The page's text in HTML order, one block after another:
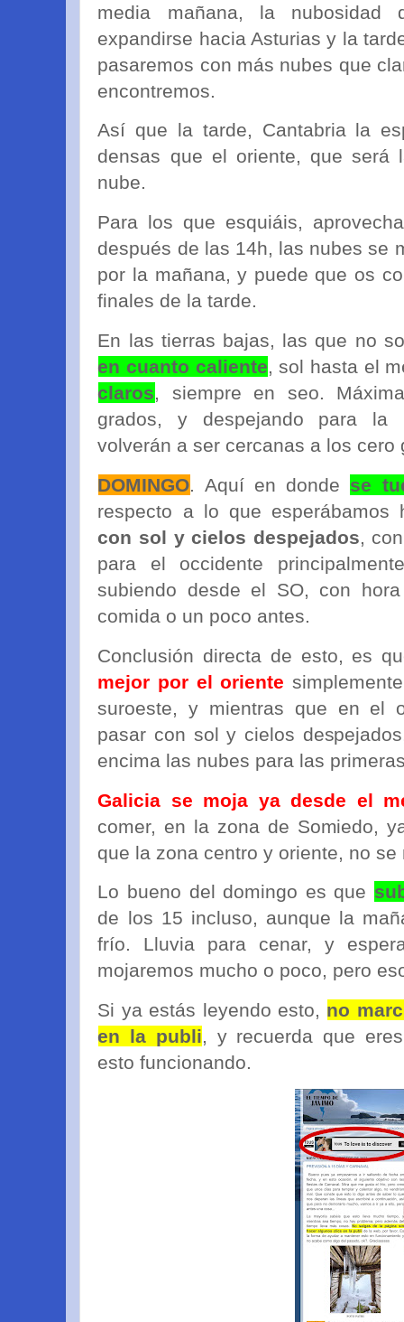
media mañana, la nubosidad
expandirse hacia Asturias y la
pasaremos con más nubes que
encontremos.
Así que la tarde, Cantabria la
densas que el oriente, que será
nube.
Para los que esquiáis,
después de las 14h, las nubes se
por la mañana, y puede que os
finales de la tarde.
En las tierras bajas, las que no
en cuanto caliente, sol hasta el
claros, siempre en seo.
grados, y despejando para la
volverán a ser cercanas a los cero
DOMINGO. Aquí en donde se
respecto a lo que
con sol y cielos despejados,
para el occidente
subiendo desde el SO, con
comida o un poco antes.
Conclusión directa de esto, es
mejor por el oriente
suroeste, y mientras que en el
pasar con sol y cielos
encima las nubes para las
Galicia se moja ya desde el
comer, en la zona de Somiedo,
que la zona centro y oriente, no
Lo bueno del domingo es que
de los 15 incluso, aunque la
frío. Lluvia para cenar, y
mojaremos mucho o poco, pero
Si ya estás leyendo esto, no
en la publi, y recuerda que
esto funcionando.